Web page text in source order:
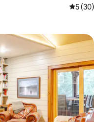
5 ರಲ್ಲಿ 5
5 (30)